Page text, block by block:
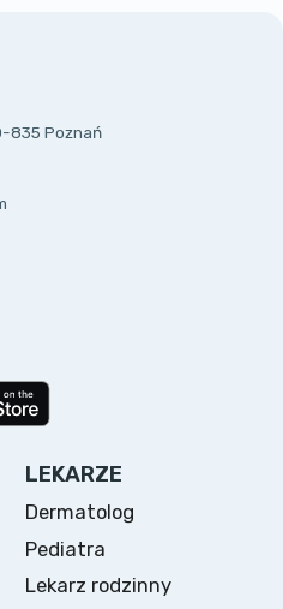
835 Poznań
LEKARZE
Dermatolog
Pediatra
Lekarz rodzinny